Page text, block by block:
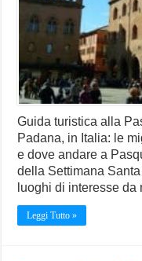
Guida turistica alla
Padana, in Italia: le
e dove andare a
della Settimana
luoghi di interesse da
Leggi Tutto »